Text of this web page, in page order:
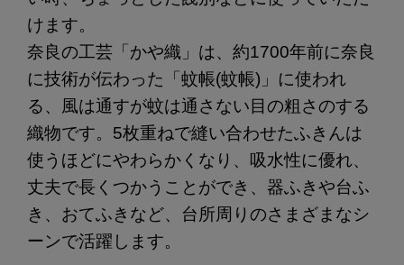
けます。
奈良の工芸「かや織」は、約1700年前に奈良
に技術が伝わった「蚊帳(蚊帳)」に使われ
る、風は通すが蚊は通さない目の粗さのする
織物です。5枚重ねで縫い合わせたふきんは
使うほどにやわらかくなり、吸水性に優れ、
丈夫で長くつかうことができ、器ふきや台ふ
き、おてふきなど、台所周りのさまざまなシ
ーンで活躍します。